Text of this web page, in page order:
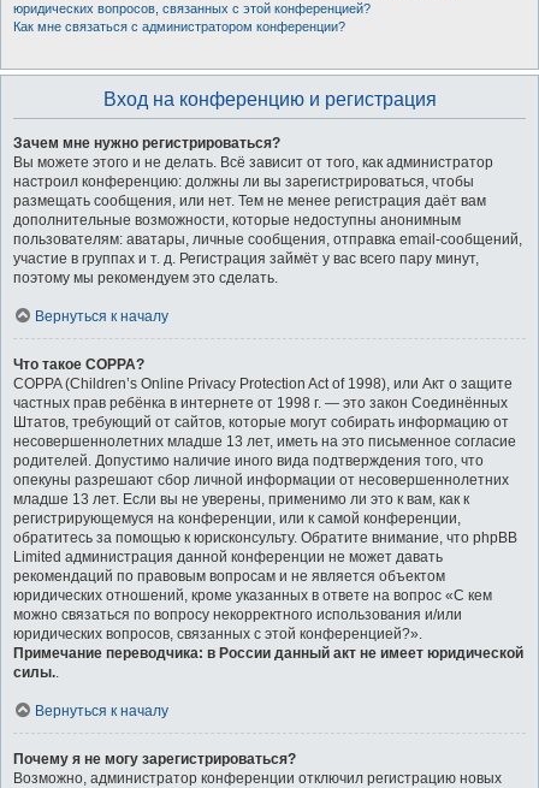
юридических вопросов, связанных с этой конференцией?
Как мне связаться с администратором конференции?
Вход на конференцию и регистрация
Зачем мне нужно регистрироваться?
Вы можете этого и не делать. Всё зависит от того, как администратор
настроил конференцию: должны ли вы зарегистрироваться, чтобы
размещать сообщения, или нет. Тем не менее регистрация даёт вам
дополнительные возможности, которые недоступны анонимным
пользователям: аватары, личные сообщения, отправка email-сообщений,
участие в группах и т. д. Регистрация займёт у вас всего пару минут,
поэтому мы рекомендуем это сделать.
Вернуться к началу
Что такое COPPA?
COPPA (Children’s Online Privacy Protection Act of 1998), или Акт о защите
частных прав ребёнка в интернете от 1998 г. — это закон Соединённых
Штатов, требующий от сайтов, которые могут собирать информацию от
несовершеннолетних младше 13 лет, иметь на это письменное согласие
родителей. Допустимо наличие иного вида подтверждения того, что
опекуны разрешают сбор личной информации от несовершеннолетних
младше 13 лет. Если вы не уверены, применимо ли это к вам, как к
регистрирующемуся на конференции, или к самой конференции,
обратитесь за помощью к юрисконсульту. Обратите внимание, что phpBB
Limited администрация данной конференции не может давать
рекомендаций по правовым вопросам и не является объектом
юридических отношений, кроме указанных в ответе на вопрос «С кем
можно связаться по вопросу некорректного использования и/или
юридических вопросов, связанных с этой конференцией?».
Примечание переводчика: в России данный акт не имеет юридической
силы..
Вернуться к началу
Почему я не могу зарегистрироваться?
Возможно, администратор конференции отключил регистрацию новых